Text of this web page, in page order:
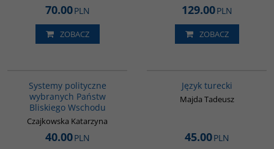
70.00PLN
ZOBACZ
129.00PLN
ZOBACZ
Systemy polityczne
wybranych Państw
Bliskiego Wschodu
Czajkowska Katarzyna
40.00PLN
Język turecki
Majda Tadeusz
45.00PLN